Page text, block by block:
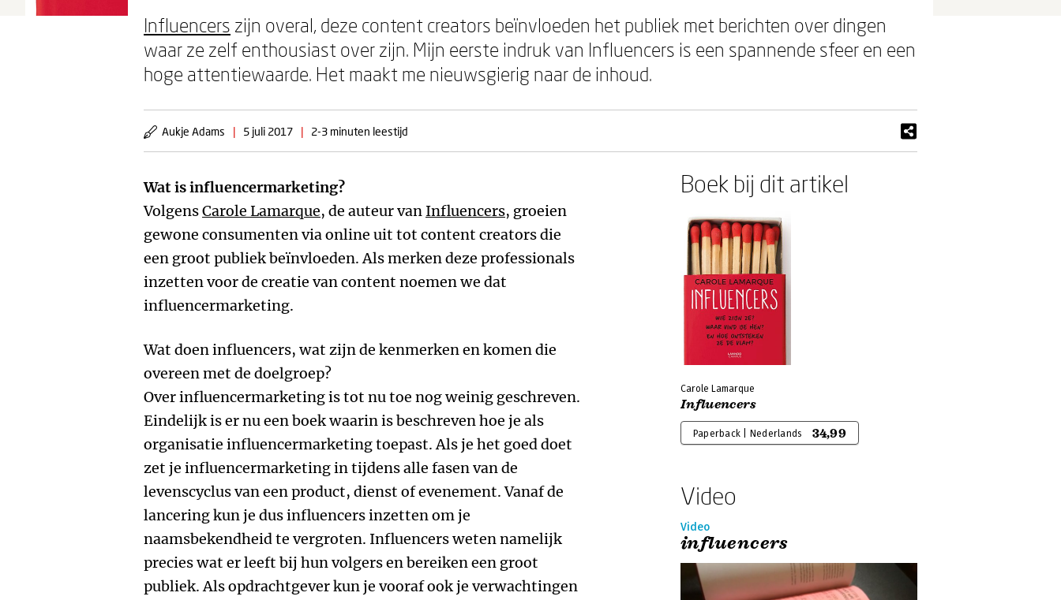
Influencers zijn overal, deze content creators beïnvloeden het publiek met berichten over dingen
waar ze zelf enthousiast over zijn. Mijn eerste indruk van Influencers is een spannende sfeer en een
hoge attentiewaarde. Het maakt me nieuwsgierig naar de inhoud.
Aukje Adams | 5 juli 2017 | 2-3 minuten leestijd
Wat is influencermarketing?
VolgensCarole Lamarque, de auteur van Influencers, groeien
gewone consumenten via online uit tot content creators die
een groot publiek beïnvloeden. Als merken deze professionals
inzetten voor de creatie van content noemen we dat
influencermarketing.
Wat doen influencers, wat zijn de kenmerken en komen die
overeen met de doelgroep?
Over influencermarketing is tot nu toe nog weinig geschreven.
Eindelijk is er nu een boek waarin is beschreven hoe je als
organisatie influencermarketing toepast. Als je het goed doet
zet je influencermarketing in tijdens alle fasen van de
levenscyclus van een product, dienst of evenement. Vanaf de
lancering kun je dus influencers inzetten om je
naamsbekendheid te vergroten. Influencers weten namelijk
precies wat er leeft bij hun volgers en bereiken een groot
publiek. Als opdrachtgever kun je vooraf ook je verwachtingen
Boek bij dit artikel
Carole Lamarque
Influencers
Paperback | Nederlands 34,99
Video
Video
influencers